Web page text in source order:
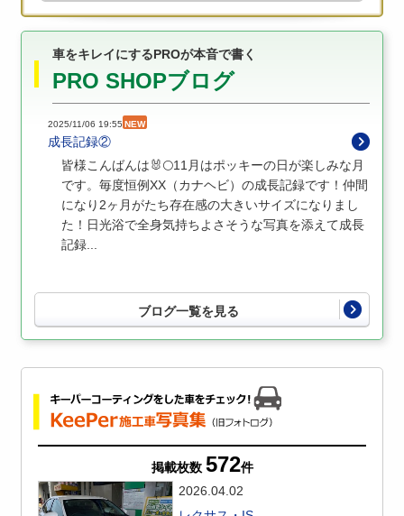
車をキレイにするPROが本音で書く
PRO SHOPブログ
2025/11/06 19:55 NEW
成長記録②
皆様こんばんは🐰🌕11月はポッキーの日が楽しみな月
です。毎度恒例XX（カナヘビ）の成長記録です！仲間
になり2ヶ月がたち存在感の大きいサイズになりまし
た！日光浴で全身気持ちよさそうな写真を添えて成長
記録...
ブログ一覧を見る
掲載枚数 572件
2026.04.02